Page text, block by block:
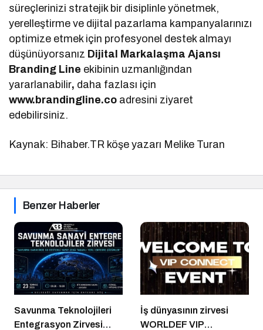
süreçlerinizi stratejik bir disiplinle yönetmek,
yerelleştirme ve dijital pazarlama kampanyalarınızı
optimize etmek için profesyonel destek almayı
düşünüyorsanız Dijital Markalaşma Ajansı
Branding Line ekibinin uzmanlığından
yararlanabilir, daha fazlası için
www.brandingline.co adresini ziyaret
edebilirsiniz.
Kaynak: Bihaber.TR köşe yazarı Melike Turan
Benzer Haberler
Savunma Teknolojileri
Entegrasyon Zirvesi
İş dünyasının zirvesi
WORLDEF VIP